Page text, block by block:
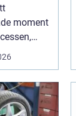
moment